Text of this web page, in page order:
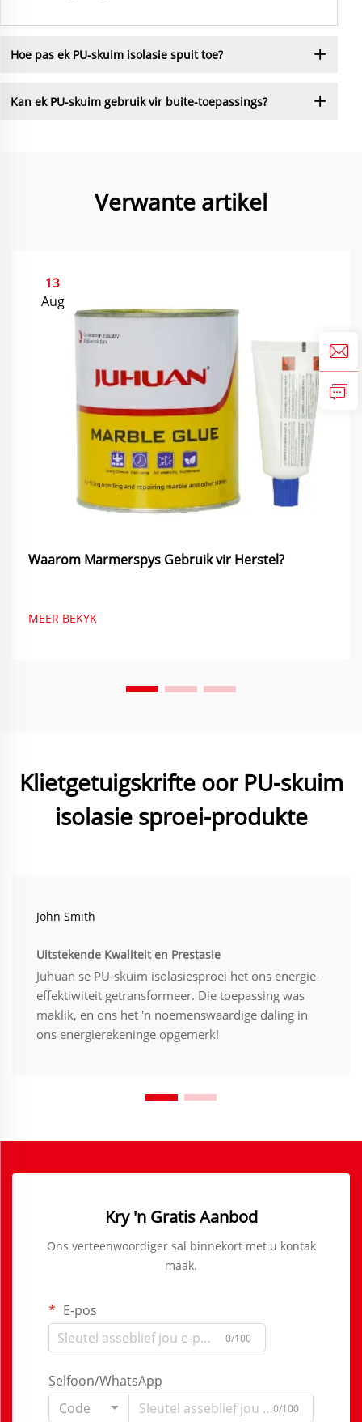
Hoe pas ek PU-skuim isolasie spuit toe?
Kan ek PU-skuim gebruik vir buite-toepassings?
Verwante artikel
13
Aug
Waarom Marmerspys Gebruik vir Herstel?
MEER BEKYK
Klietgetuigskrifte oor PU-skuim
isolasie sproei-produkte
John Smith
Uitstekende Kwaliteit en Prestasie
Juhuan se PU-skuim isolasiesproei het ons energie-
effektiwiteit getransformeer. Die toepassing was
maklik, en ons het 'n noemenswaardige daling in
ons energierekeninge opgemerk!
Kry 'n Gratis Aanbod
Ons verteenwoordiger sal binnekort met u kontak
maak.
E-pos
0/100
Selfoon/WhatsApp
Code
0/100